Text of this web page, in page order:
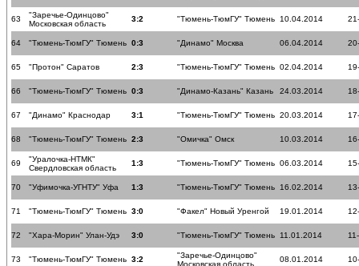
63
"Заречье-Одинцово"
Московская область
3:2 "Тюмень-ТюмГУ" Тюмень 10.04.2014
64 "Тюмень-ТюмГУ" Тюмень 0:3 "Динамо" Москва 06.04.2014
65 "Протон" Саратов 2:3 "Тюмень-ТюмГУ" Тюмень 02.04.2014
66 "Тюмень-ТюмГУ" Тюмень 0:3 "Динамо-Казань" Казань 24.03.2014
67 "Динамо" Краснодар 3:1 "Тюмень-ТюмГУ" Тюмень 20.03.2014
68 "Тюмень-ТюмГУ" Тюмень 2:3 "Омичка" Омск 10.03.2014
69
"Уралочка-НТМК"
Свердловская область
1:3 "Тюмень-ТюмГУ" Тюмень 06.03.2014
70 "Уфимочка-УГНТУ" Уфа 1:3 "Тюмень-ТюмГУ" Тюмень 16.02.2014
71 "Тюмень-ТюмГУ" Тюмень 3:0 "Факел" Новый Уренгой 19.01.2014
72 "Хара-Морин" Улан-Удэ 3:0 "Тюмень-ТюмГУ" Тюмень 11.01.2014
73 "Тюмень-ТюмГУ" Тюмень 3:2
"Заречье-Одинцово"
Московская область
08.01.2014